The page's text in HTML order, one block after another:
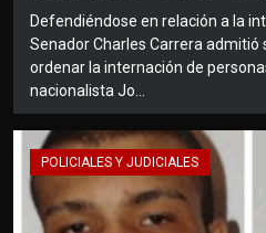
Defendiéndose en relación a la
Senador Charles Carrera
ordenar la internación de
nacionalista Jo...
POLICIALES Y JUDICIALES